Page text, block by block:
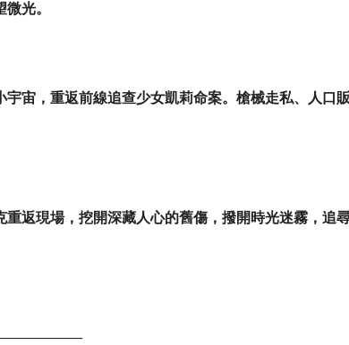
光。
宙，重返前線追查少女凱莉命案。槍械走私、人口
返現場，挖開深藏人心的舊傷，撥開時光迷霧，追